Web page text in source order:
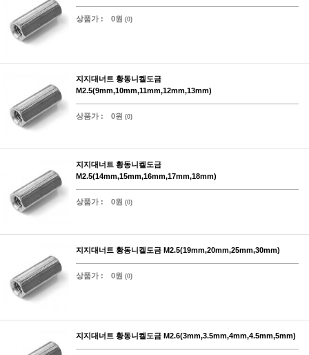
상품가 : 0원 (0)
지지대너트 황동니켈도금
M2.5(9mm,10mm,11mm,12mm,13mm)
상품가 : 0원 (0)
지지대너트 황동니켈도금
M2.5(14mm,15mm,16mm,17mm,18mm)
상품가 : 0원 (0)
지지대너트 황동니켈도금 M2.5(19mm,20mm,25mm,30mm)
상품가 : 0원 (0)
지지대너트 황동니켈도금 M2.6(3mm,3.5mm,4mm,4.5mm,5mm)